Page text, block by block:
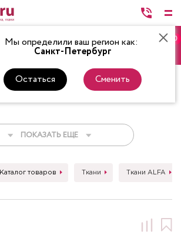
Мы определили ваш регион как:
Санкт-Петербург
Остаться Сменить
0
ТКАНИ НИТКИ
ПОКАЗАТЬ ЕЩЕ
Каталог товаров Ткани Ткани ALFA